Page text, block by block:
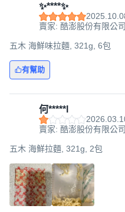
✨****✨
賣家: 酷澎股份有限公司
五木 海鮮味拉麵, 321g, 6包
有幫助
何*****l
賣家: 酷澎股份有限公司
五木 海鮮拉麵, 321g, 2包